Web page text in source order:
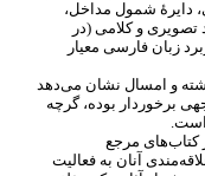
دایرۀ شمول مداخل،
تصویری و کلامی (در
زبان فارسی معیار
و امسال نشان میدهد
برخوردار بوده، گرچه
است.
کتابهای مرجع
مندی آنان به فعالیت